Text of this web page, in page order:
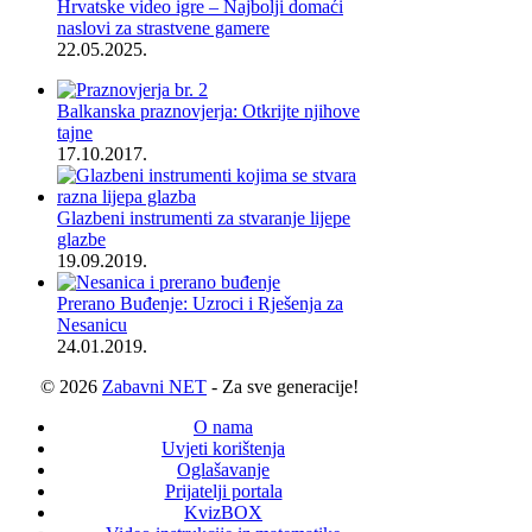
Hrvatske video igre – Najbolji domaći
naslovi za strastvene gamere
22.05.2025.
Balkanska praznovjerja: Otkrijte njihove
tajne
17.10.2017.
Glazbeni instrumenti za stvaranje lijepe
glazbe
19.09.2019.
Prerano Buđenje: Uzroci i Rješenja za
Nesanicu
24.01.2019.
© 2026 Zabavni NET - Za sve generacije!
O nama
Uvjeti korištenja
Oglašavanje
Prijatelji portala
KvizBOX